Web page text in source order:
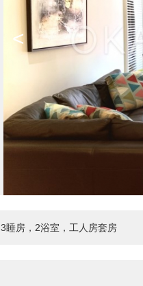
<
3睡房，2浴室，工人房套房